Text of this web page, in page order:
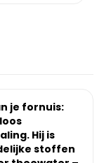
je fornuis:
Hij is
stoffen